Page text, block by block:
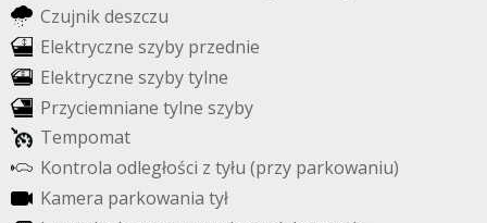
Czujnikdeszczu
Elektryczne szyby przednie
Elektryczne szybytylne
Przyciemniane tylne szyby
Tempomat
Kontrola odległości z tyłu (przy parkowaniu)
Kamera parkowania tył